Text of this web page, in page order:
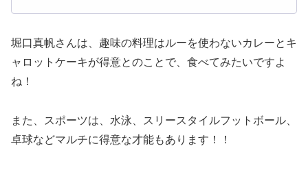
堀口真帆さんは、趣味の料理はルーを使わないカレーとキ
ャロットケーキが得意とのことで、食べてみたいですよ
ね！
また、スポーツは、水泳、スリースタイルフットボール、
卓球などマルチに得意な才能もあります！！